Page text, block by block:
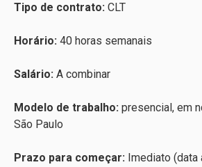
Tipo de contrato: CLT
Horário: 40 horas semanais
Salário: A combinar
Modelo de trabalho: presencial, em
São Paulo
Prazo para começar: Imediato (data